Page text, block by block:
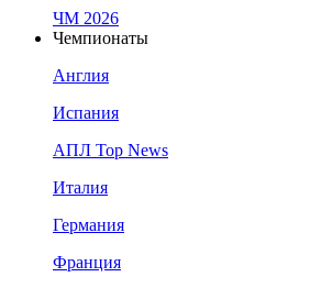
ЧМ 2026
Чемпионаты
Англия
Испания
АПЛ Top News
Италия
Германия
Франция